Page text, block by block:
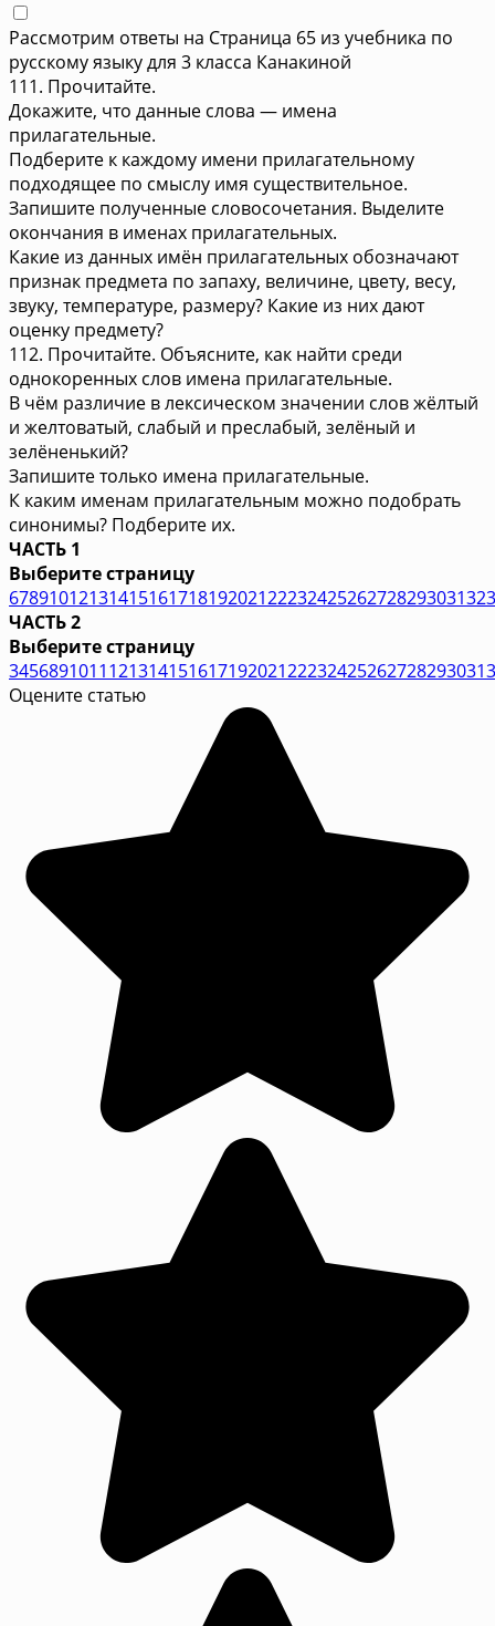
Рассмотрим ответы на Страница 65 из учебника по
русскому языку для 3 класса Канакиной
111. Прочитайте.
Докажите, что данные слова — имена
прилагательные.
Подберите к каждому имени прилагательному
подходящее по смыслу имя существительное.
Запишите полученные словосочетания. Выделите
окончания в именах прилагательных.
Какие из данных имён прилагательных обозначают
признак предмета по запаху, величине, цвету, весу,
звуку, температуре, размеру? Какие из них дают
оценку предмету?
112. Прочитайте. Объясните, как найти среди
однокоренных слов имена прилагательные.
В чём различие в лексическом значении слов жёлтый
и желтоватый, слабый и преслабый, зелёный и
зелёненький?
Запишите только имена прилагательные.
К каким именам прилагательным можно подобрать
синонимы? Подберите их.
ЧАСТЬ 1
Выберите страницу
678910121314151617181920212223242526272829303132
ЧАСТЬ 2
Выберите страницу
345689101112131415161719202122232425262728293031
Оцените статью